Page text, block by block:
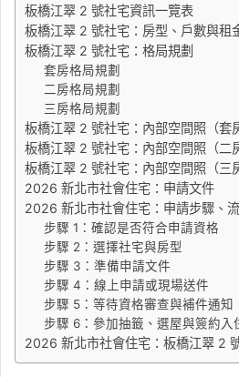
板橋江翠 2 號社宅資訊一覽表
板橋江翠 2 號社宅：房型、戶數與租
板橋江翠 2 號社宅：格局規劃
套房格局規劃
二房格局規劃
三房格局規劃
板橋江翠 2 號社宅：內部空間照（套
板橋江翠 2 號社宅：內部空間照（二
板橋江翠 2 號社宅：內部空間照（三
2026 新北市社會住宅：申請文件
2026 新北市社會住宅：申請步驟、
步驟 1：確認是否符合申請資格
步驟 2：選擇社宅與房型
步驟 3：準備申請文件
步驟 4：線上申請或現場送件
步驟 5：等待資格審查與補件通知
步驟 6：參加抽籤、選屋與簽約入
2026 新北市社會住宅：板橋江翠 2